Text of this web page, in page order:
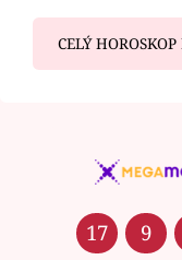
CELÝ
17 9